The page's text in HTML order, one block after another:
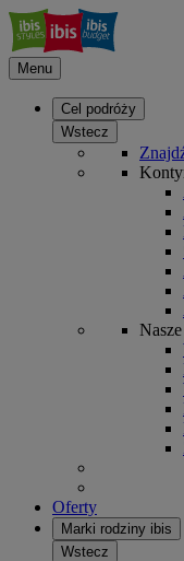
Menu
Cel podróży
Wstecz
Oferty
Marki rodziny ibis
Wstecz